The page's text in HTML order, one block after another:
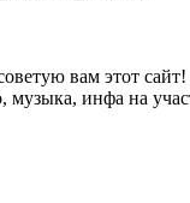
вам этот
музыка, инфа на